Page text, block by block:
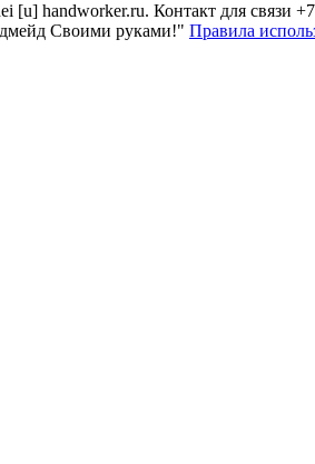
[u] handworker.ru. Контакт для связи
Своими руками!" Правила